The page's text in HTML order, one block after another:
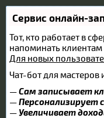
Сервис онлайн-
Тот, кто работает в
напоминать
Для новых
Чат-бот для мастеров
—Сам записывает
—Персонализирует
— Увеличивает